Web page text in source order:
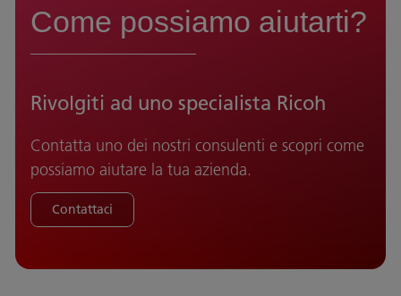
Come possiamo aiutarti?
Rivolgiti ad uno specialista Ricoh
Contatta uno dei nostri consulenti e scopri come
possiamo aiutare la tua azienda.
Contattaci